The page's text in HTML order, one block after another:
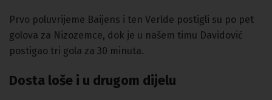
Prvo poluvrijeme Baijens i ten Verlde postigli su po pet
golova za Nizozemce, dok je u našem timu Davidović
postigao tri gola za 30 minuta.
Dosta loše i u drugom dijelu